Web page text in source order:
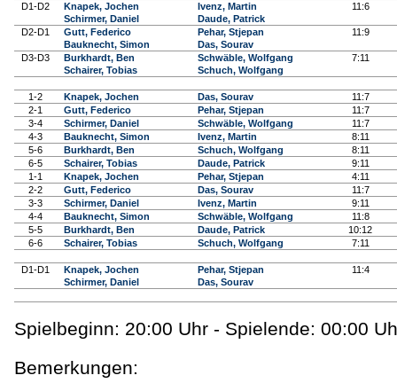
D1-D2
Knapek, Jochen
Schirmer, Daniel
Ivenz, Martin
Daude, Patrick
11:6
D2-D1
Gutt, Federico
Bauknecht, Simon
Pehar, Stjepan
Das, Sourav
11:9
D3-D3
Burkhardt, Ben
Schairer, Tobias
Schwäble, Wolfgang
Schuch, Wolfgang
7:11
1-2 Knapek, Jochen Das, Sourav
11:7
2-1
Gutt, Federico Pehar, Stjepan
11:7
3-4
Schirmer, Daniel Schwäble, Wolfgang
11:7
4-3
Bauknecht, Simon Ivenz, Martin
8:11
5-6
Burkhardt, Ben Schuch, Wolfgang
8:11
6-5
Schairer, Tobias Daude, Patrick
9:11
1-1
Knapek, Jochen Pehar, Stjepan
4:11
2-2
Gutt, Federico Das, Sourav
11:7
3-3
Schirmer, Daniel Ivenz, Martin
9:11
4-4
Bauknecht, Simon Schwäble, Wolfgang
11:8
5-5
Burkhardt, Ben Daude, Patrick
10:12
6-6
Schairer, Tobias Schuch, Wolfgang 7:11
D1-D1
Knapek, Jochen
Schirmer, Daniel
Pehar, Stjepan
Das, Sourav
11:4
Spielbeginn: 20:00 Uhr - Spielende: 00:00
Bemerkungen: